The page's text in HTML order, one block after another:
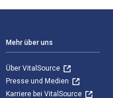
Mehr über uns
Über VitalSource
Presse und Medien
Karriere bei VitalSource